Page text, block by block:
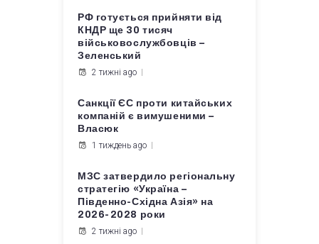
РФ готується прийняти від
КНДР ще 30 тисяч
військовослужбовців –
Зеленський
2 тижні ago
Санкції ЄС проти китайських
компаній є вимушеними –
Власюк
1 тиждень ago
МЗС затвердило регіональну
стратегію «Україна –
Південно-Східна Азія» на
2026-2028 роки
2 тижні ago